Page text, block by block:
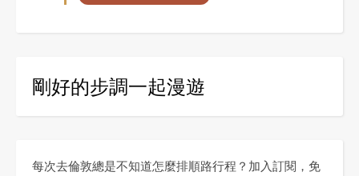
剛好的步調一起漫遊
每次去倫敦總是不知道怎麼排順路行程？加入訂閱，免